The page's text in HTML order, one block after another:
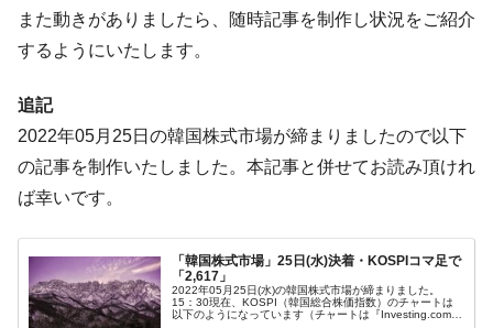
JPモルガン「韓国レバレッジETFの清算は
ほぼ終わった」
『Money1』
発。
『Money1』
韓国政府「ニセＫ-ブランドを通報しようキ
ャンペーン」⇒ あの名物教授も登場！
ぎ」では。
『Money1』
韓国鉄鋼最大手『POSCO』ズブズブ沈む。
営業利益80.2％も減少
また動きがありましたら、随時記事を制作し状況をご紹介
するようにいたします。
追記
2022年05月25日の韓国株式市場が締まりましたので以下
の記事を制作いたしました。本記事と併せてお読み頂けれ
ば幸いです。
「韓国株式市場」25日(水)決着・KOSPIコマ足で
「2,617」
2022年05月25日(水)の韓国株式市場が締まりました。
15：30現在、KOSPI（韓国総合株価指数）のチャートは
以下のようになっています（チャートは『Investing.com』